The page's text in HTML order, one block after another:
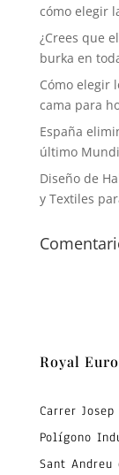
cómo elegir
¿Crees que
burka en
Cómo elegir
cama para
España
último
Diseño de
y Textiles
Royal
Carrer
Polígono
Sant